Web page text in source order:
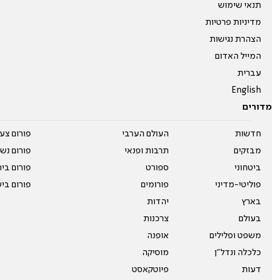
תנאי שימוש
מדיניות פרטיות
הצהרת נגישות
המייל האדום
עברית
English
מדורים
חדשות
מבזקים
ביטחוני
פוליטי-מדיני
בארץ
בעולם
משפט ופלילים
כלכלה ונדל"ן
דעות
העולם הערבי
תרבות ופנאי
ספורט
פורומים
יהדות
צרכנות
אופנה
מוסיקה
פיוטקאסט
פורום
פורום
פורום
פורום